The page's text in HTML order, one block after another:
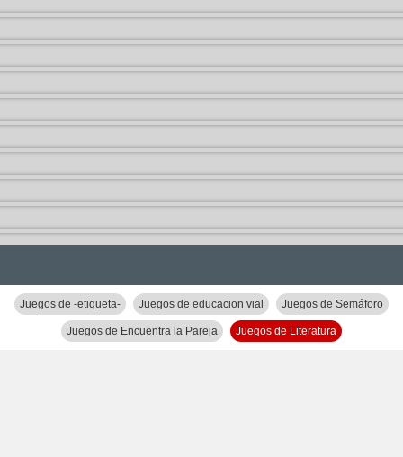
Juegos de -etiqueta- Juegos de educacion vial Juegos de Semáforo
Juegos de Encuentra la Pareja Juegos de Literatura